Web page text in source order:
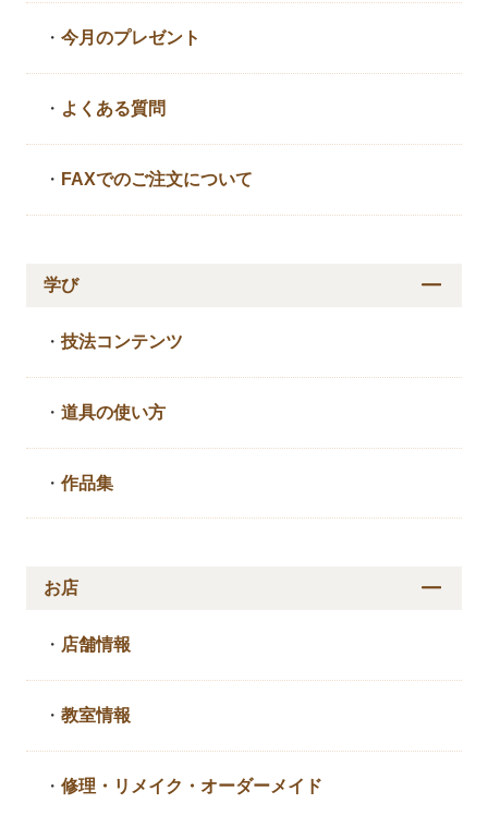
・今月のプレゼント
・ よくある質問
・ FAXでのご注文について
学び
・技法コンテンツ
・道具の使い方
・作品集
お店
・ 店舗情報
・教室情報
・修理・リメイク・ オーダーメイド